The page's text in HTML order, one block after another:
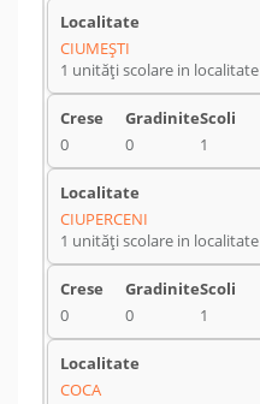
CIUMEŞTI
1 unități scolare in localitate
0 0 1
CIUPERCENI
1 unități scolare in localitate
0 0 1
COCA